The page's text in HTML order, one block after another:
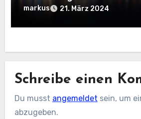
markus 21. März 2024
Schreibe einen
Du musst angemeldet sein, um
abzugeben.